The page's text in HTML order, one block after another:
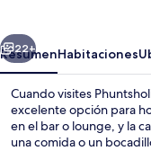
Siguiente
22+
ResumenHabitaciones
Cuando visites
excelente opción para
en el bar o lounge, y la
una comida o un